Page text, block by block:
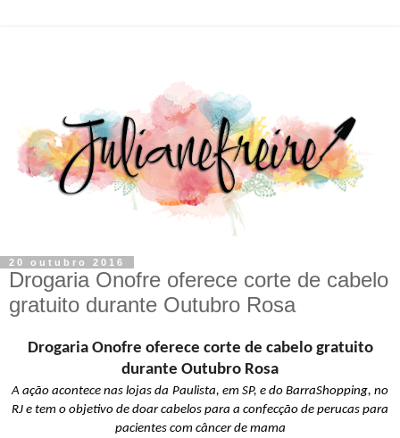
20 outubro 2016
Drogaria Onofre oferece corte de cabelo
gratuito durante Outubro Rosa
Drogaria Onofre oferece corte de cabelo gratuito
durante Outubro Rosa
A ação acontece nas lojas da Paulista, em SP, e do BarraShopping, no
RJ e tem o objetivo de doar cabelos para a confecção de perucas para
pacientes com câncer de mama